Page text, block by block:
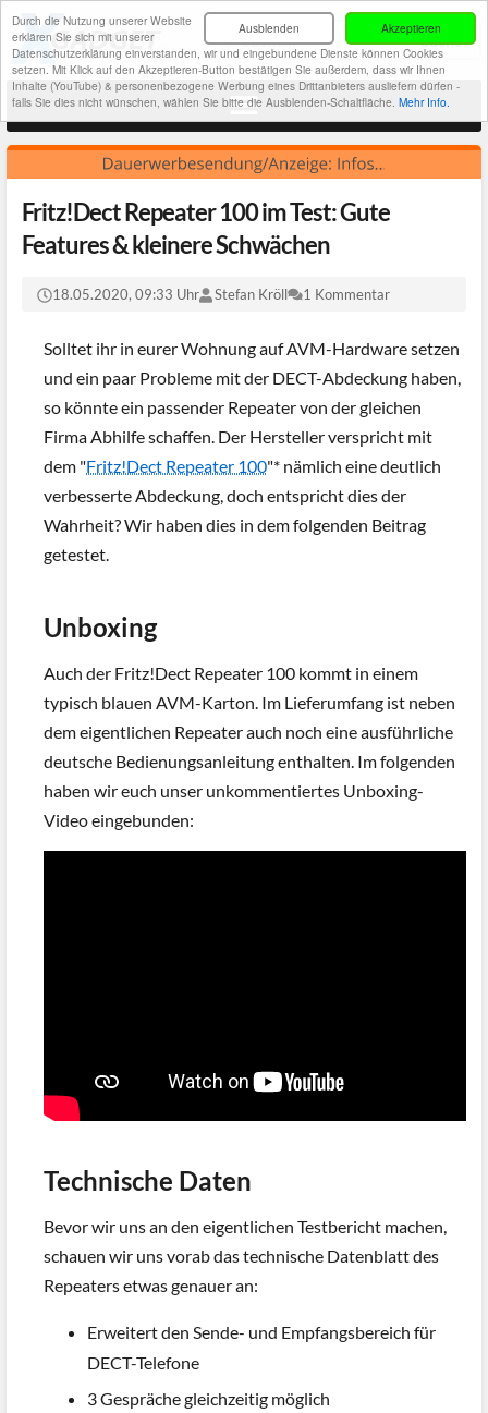
Akzeptieren
Ausblenden
Durch die Nutzung unserer Website
erklären Sie sich mit unserer
Datenschutzerklärung einverstanden, wir und eingebundene Dienste können Cookies
setzen. Mit Klick auf den Akzeptieren-Button bestätigen Sie außerdem, dass wir Ihnen
Inhalte (YouTube) & personenbezogene Werbung eines Drittanbieters ausliefern dürfen -
falls Sie dies nicht wünschen, wählen Sie bitte die Ausblenden-Schaltfläche. Mehr Info.
Fritz!Dect Repeater 100 im Test: Gute
Features & kleinere Schwächen
18.05.2020, 09:33 Uhr Stefan Kröll 1 Kommentar
Solltet ihr in eurer Wohnung auf AVM-Hardware setzen
und ein paar Probleme mit der DECT-Abdeckung haben,
so könnte ein passender Repeater von der gleichen
Firma Abhilfe schaffen. Der Hersteller verspricht mit
dem "Fritz!Dect Repeater 100"* nämlich eine deutlich
verbesserte Abdeckung, doch entspricht dies der
Wahrheit? Wir haben dies in dem folgenden Beitrag
getestet.
Unboxing
Auch der Fritz!Dect Repeater 100 kommt in einem
typisch blauen AVM-Karton. Im Lieferumfang ist neben
dem eigentlichen Repeater auch noch eine ausführliche
deutsche Bedienungsanleitung enthalten. Im folgenden
haben wir euch unser unkommentiertes Unboxing-
Video eingebunden:
Technische Daten
Bevor wir uns an den eigentlichen Testbericht machen,
schauen wir uns vorab das technische Datenblatt des
Repeaters etwas genauer an:
Erweitert den Sende- und Empfangsbereich für
DECT-Telefone
3 Gespräche gleichzeitig möglich